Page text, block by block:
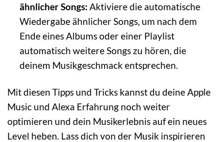
ähnlicher Songs: Aktiviere die automatische
Wiedergabe ähnlicher Songs, um nach dem
Ende eines Albums oder einer Playlist
automatisch weitere Songs zu hören, die
deinem Musikgeschmack entsprechen.
Mit diesen Tipps und Tricks kannst du deine Apple
Music und Alexa Erfahrung noch weiter
optimieren und dein Musikerlebnis auf ein neues
Level heben. Lass dich von der Musik inspirieren